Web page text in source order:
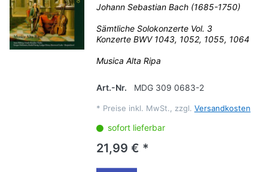
Johann Sebastian Bach (1685-1750)
Sämtliche Solokonzerte Vol. 3
Konzerte BWV 1043, 1052, 1055, 1064
Musica Alta Ripa
Art.-Nr. MDG 309 0683-2
* Preise inkl. MwSt., zzgl. Versandkosten
sofort lieferbar
21,99 € *